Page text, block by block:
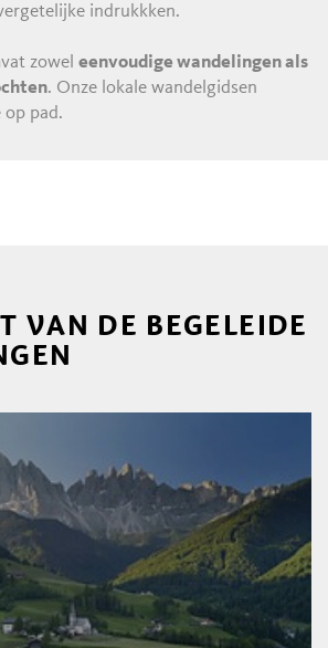
indrukkken.
zoweleenvoudige wandelingen als
. Onze lokale wandelgidsen
op pad.
VAN DE BEGELEIDE